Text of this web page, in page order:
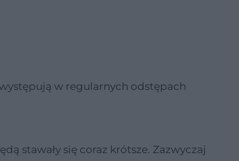
w regularnych odstępach
stawały się coraz krótsze. Zazwyczaj